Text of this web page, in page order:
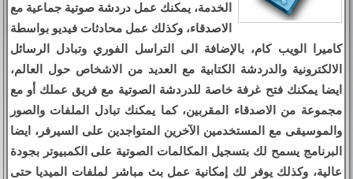
الخدمة، يمكنك عمل دردشة صوتية جماعية مع
الاصدقاء، وكذلك عمل محادثات فيديو بواسطة
كاميرا الويب كام، بالإضافة الى التراسل الفوري وتبادل الرسائل
الالكترونية والدردشة الكتابية مع العديد من الاشخاص حول العالم،
ايضا يمكنك فتح غرفة خاصة للدردشة الصوتية مع فريق عملك أو مع
مجموعة من الاصدقاء المقربين، كما يمكنك تبادل الملفات والصور
والموسيقى مع المستخدمين الآخرين المتواجدين على السيرفر، ايضا
البرنامج يسمح لك بتسجيل المكالمات الصوتية على الكمبيوتر بجودة
عالية، وكذلك يوفر لك إمكانية عمل بث مباشر لملفات الميديا حتى